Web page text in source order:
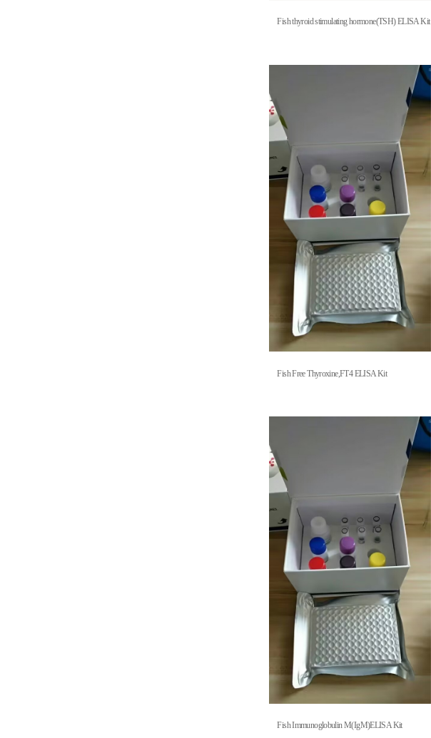
Fish thyroid stimulating hormone(TSH) ELISA Kit
Fish Free Thyroxine,FT4 ELISA Kit
Fish Immunoglobulin M(IgM)ELISA Kit